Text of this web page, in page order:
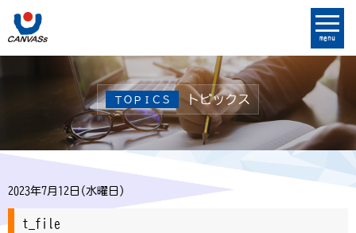
menu
ＴＯＰＩＣＳ トピックス
2023年7月12日(水曜日)
t_file